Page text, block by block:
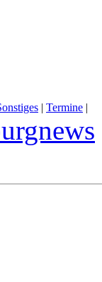
| Termine |